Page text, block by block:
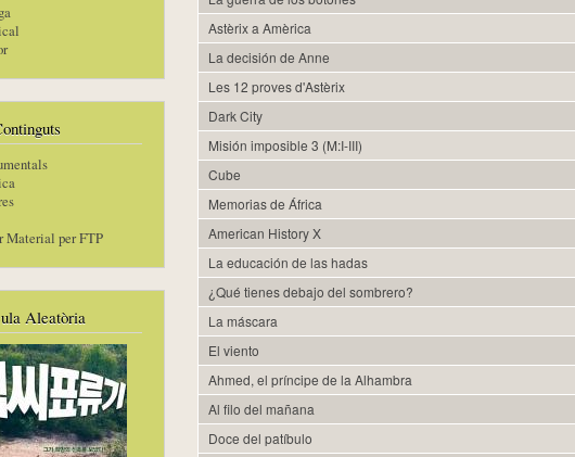
Material per FTP
Aleatòria
Astèrix a Amèrica
La decisión de Anne
Les 12 proves d'Astèrix
Dark City
Misión imposible 3 (M:I-III)
Cube
Memorias de África
American History X
La educación de las hadas
¿Qué tienes debajo del sombrero?
La máscara
El viento
Ahmed, el príncipe de la Alhambra
Al filo del mañana
Doce del patíbulo